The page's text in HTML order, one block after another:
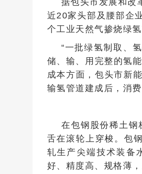
近20家头部及腰部企
个工业天然气掺烧绿
“一批绿氢制取、
储、输、用完整的氢
成本方面，包头市新
输氢管道建成后，消
在包钢股份稀土
舌在滚轮上穿梭。包
轧生产尖端技术装备
好、精度高、规格薄